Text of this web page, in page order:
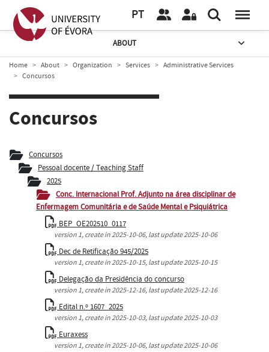
PT
ABOUT
Home About Organization Services
Administrative Services
Concursos
Concursos
Concursos
Pessoal docente / Teaching Staff
2025
Conc. Internacional Prof. Adjunto na área disciplinar de
Enfermagem Comunitária e de Saúde Mental e Psiquiátrica
BEP_OE202510_0117
version 1, create in2025-10-06, last update2025-10-06
Dec de Retificação 945/2025
version 1, create in2025-10-15, last update2025-10-15
Delegação da Presidência do concurso
version 1, create in2025-12-16, last update2025-12-16
Edital n.º 1607_2025
version 1, create in2025-10-03, last update2025-10-03
Euraxess
version 1, create in2025-10-06, last update2025-10-06